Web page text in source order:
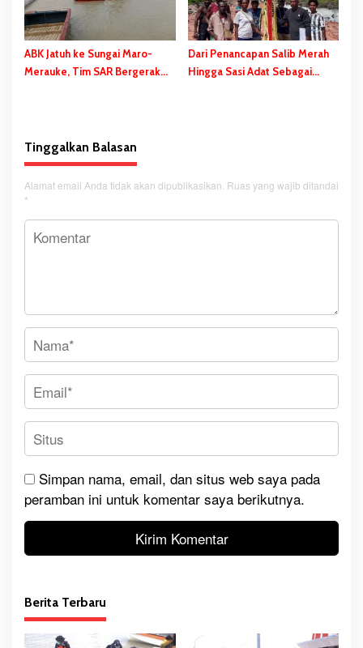
ABK Jatuh ke Sungai Maro-
Merauke, Tim SAR Bergerak
Dari Penancapan Salib Merah
Hingga Sasi Adat Sebagai
Tinggalkan Balasan
Alamat email Anda tidak akan dipublikasikan. Ruas yang wajib ditandai
*
Simpan nama, email, dan situs web saya pada
peramban ini untuk komentar saya berikutnya.
Berita Terbaru